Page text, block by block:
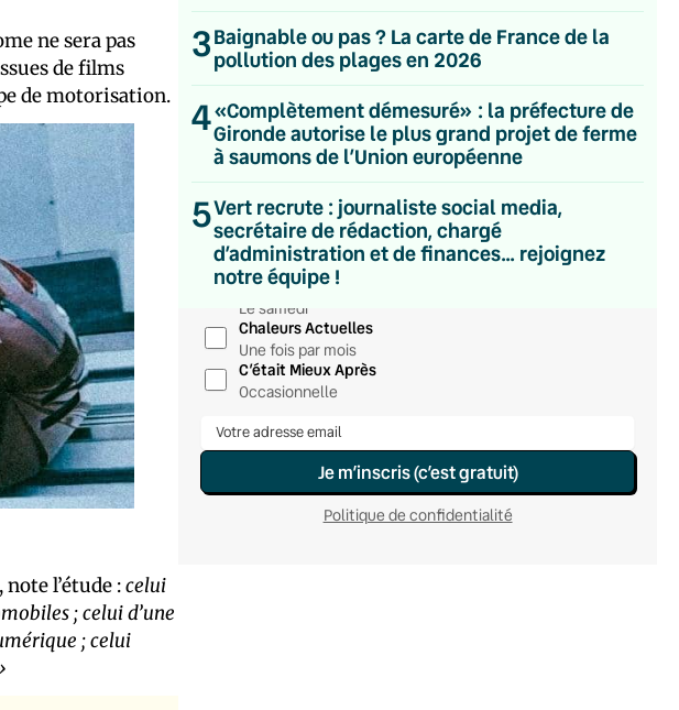
ne sera pas
de films
de motorisation.
, note l’étude :celui
; celui d’une
; celui
3Baignable ou pas ? La carte de France de la
pollution des plages en 2026
4«Complètement démesuré» : la préfecture de
Gironde autorise le plus grand projet de ferme
à saumons de l’Union européenne
5Vert recrute : journaliste social media,
secrétaire de rédaction, chargé
d’administration et de finances… rejoignez
notre équipe !
💌 Inscrivez-vous à nos newsletters
Quotidienne
Du lundi au vendredi
Hebdomadaire
Le samedi
Chaleurs Actuelles
Une fois par mois
C’était Mieux Après
Occasionnelle
Je m’inscris (c’est gratuit)
Politique de confidentialité